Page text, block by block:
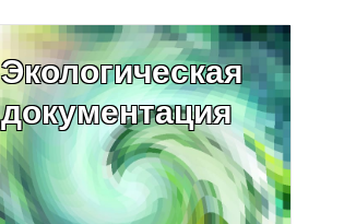
Экологическая
документация